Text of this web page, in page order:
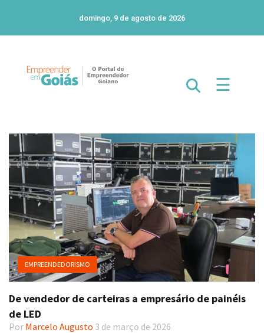
domingo, 9 de agosto de 2026
☰
EMPREENDEDORISMO
De vendedor de carteiras a empresário de painéis
de LED
Por Marcelo Augusto 3 de março de 2026